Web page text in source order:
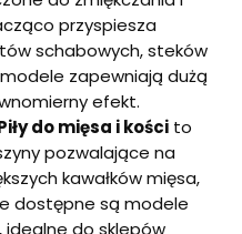
przyspiesza
schabowych, steków
zapewniają dużą
efekt.
do mięsa i kości to
pozwalające na
kawałków mięsa,
dostępne są modele
idealne do sklepów